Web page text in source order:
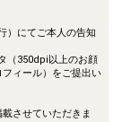
）にてご本人の告知
（350dpi以上のお顔
ィール）をご提出い
させていただきま